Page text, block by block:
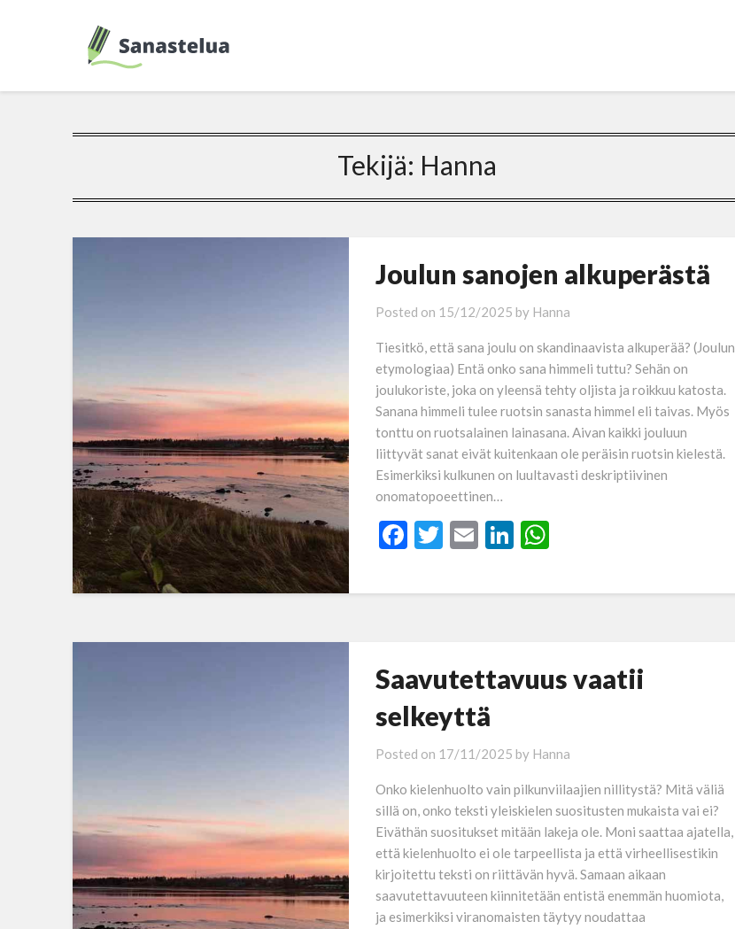
Tekijä: Hanna
Joulun sanojen alkuperästä
Posted on 15/12/2025 by Hanna
Tiesitkö, että sana joulu on skandinaavista alkuperää? (Joulun
etymologiaa) Entä onko sana himmeli tuttu? Sehän on
joulukoriste, joka on yleensä tehty oljista ja roikkuu katosta.
Sanana himmeli tulee ruotsin sanasta himmel eli taivas. Myös
tonttu on ruotsalainen lainasana. Aivan kaikki jouluun
liittyvät sanat eivät kuitenkaan ole peräisin ruotsin kielestä.
Esimerkiksi kulkunen on luultavasti deskriptiivinen
onomatopoeettinen…
Facebook
Twitter
EmailLinkedIn
WhatsApp
Saavutettavuus vaatii
selkeyttä
Posted on 17/11/2025 by Hanna
Onko kielenhuolto vain pilkunviilaajien nillitystä? Mitä väliä
sillä on, onko teksti yleiskielen suositusten mukaista vai ei?
Eiväthän suositukset mitään lakeja ole. Moni saattaa ajatella,
että kielenhuolto ei ole tarpeellista ja että virheellisestikin
kirjoitettu teksti on riittävän hyvä. Samaan aikaan
saavutettavuuteen kiinnitetään entistä enemmän huomiota,
ja esimerkiksi viranomaisten täytyy noudattaa